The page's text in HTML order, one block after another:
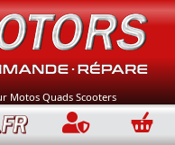
Motos Quads Scooters
Connection